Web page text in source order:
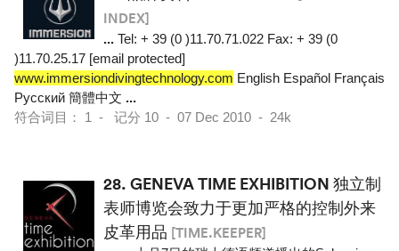
INDEX]
... Tel: + 39 (0 )11.70.71.022 Fax: + 39 (0
)11.70.25.17 [email protected]
www.immersiondivingtechnology.com English Español Français
Pусский 簡體中文 ...
符合词目： 1 - 记分 10 - 07 Dec 2010 - 24k
28. GENEVA TIME EXHIBITION 独立制
表师博览会致力于更加严格的控制外来
皮革用品 [TIME.KEEPER]